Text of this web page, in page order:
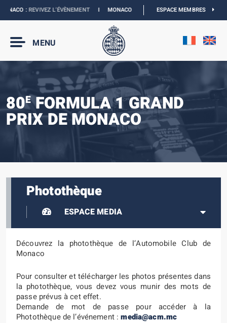
:REVIVEZ L’ÉVÈNEMENTIMONACO E-PRIX 2027 :NOUVELLES DATES
ESPACE MEMBRES
MENU
80EFORMULA 1 GRAND
PRIX DE MONACO
Photothèque
ESPACE MEDIA
Découvrez la photothèque de l’Automobile Club de
Monaco
Pour consulter et télécharger les photos présentes dans
la photothèque, vous devez vous munir des mots de
passe prévus à cet effet.
Demande de mot de passe pour accéder à la
Photothèque de l’événement :media@acm.mc